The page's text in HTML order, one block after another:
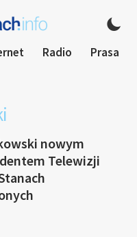
Radio Prasa
nowym
Telewizji